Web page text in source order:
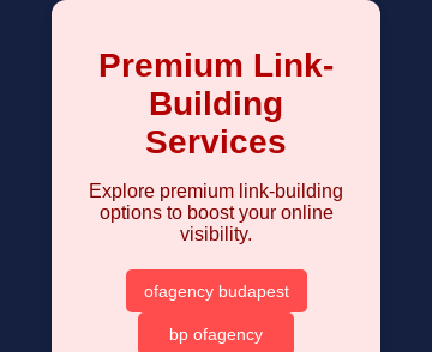
Premium Link-
Building
Services
Explore premium link-building
options to boost your online
visibility.
ofagency budapest
bp ofagency